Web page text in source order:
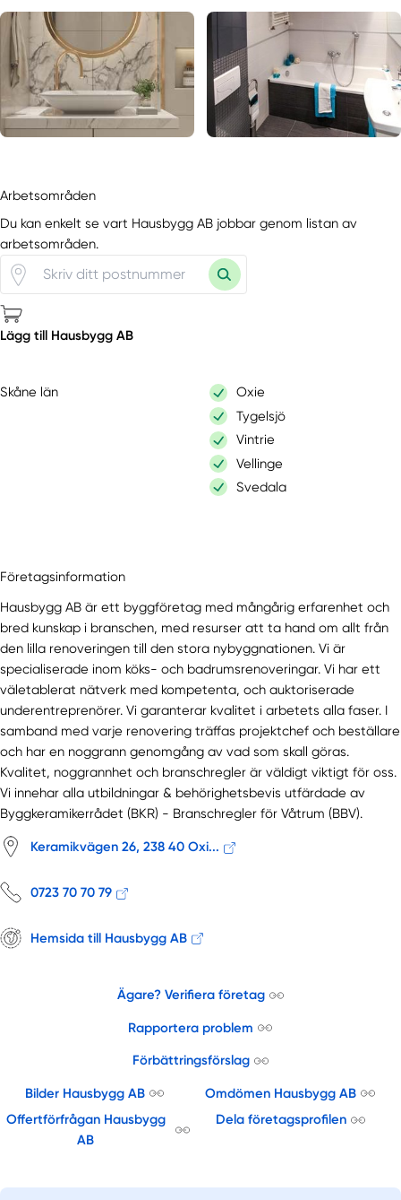
Arbetsområden
Du kan enkelt se vart Hausbygg AB jobbar genom listan av
arbetsområden.
Lägg till Hausbygg AB
Skåne län
Oxie
Tygelsjö
Vintrie
Vellinge
Svedala
Företagsinformation
Hausbygg AB är ett byggföretag med mångårig erfarenhet och
bred kunskap i branschen, med resurser att ta hand om allt från
den lilla renoveringen till den stora nybyggnationen. Vi är
specialiserade inom köks- och badrumsrenoveringar. Vi har ett
väletablerat nätverk med kompetenta, och auktoriserade
underentreprenörer. Vi garanterar kvalitet i arbetets alla faser. I
samband med varje renovering träffas projektchef och beställare
och har en noggrann genomgång av vad som skall göras.
Kvalitet, noggrannhet och branschregler är väldigt viktigt för oss.
Vi innehar alla utbildningar & behörighetsbevis utfärdade av
Byggkeramikerrådet (BKR) - Branschregler för Våtrum (BBV).
Keramikvägen 26, 238 40 Oxi...
0723 70 70 79
Hemsida till Hausbygg AB
Ägare? Verifiera företag
Rapportera problem
Förbättringsförslag
Bilder Hausbygg AB
Omdömen Hausbygg AB
Offertförfrågan Hausbygg
AB
Dela företagsprofilen